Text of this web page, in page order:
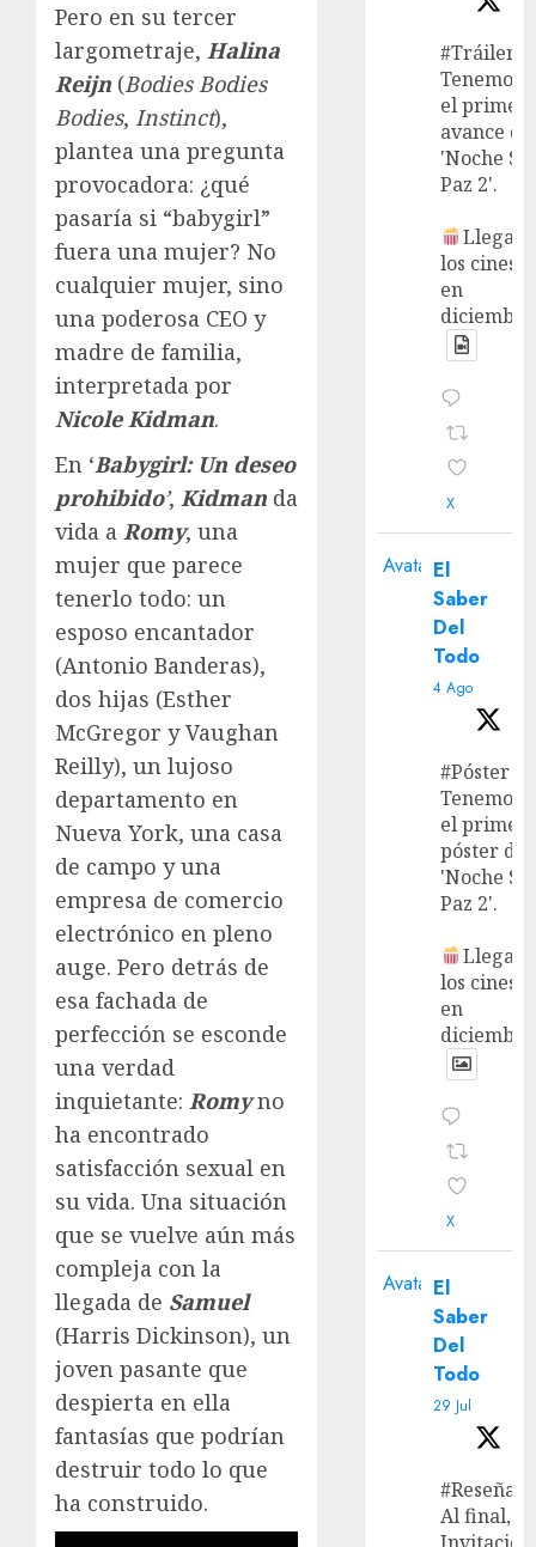
Pero en su tercer
largometraje, Halina
Reijn (Bodies Bodies
Bodies, Instinct),
plantea una pregunta
provocadora: ¿qué
pasaría si “babygirl”
fuera una mujer? No
cualquier mujer, sino
una poderosa CEO y
madre de familia,
interpretada por
Nicole Kidman.
En ‘Babygirl: Un deseo
prohibido’, Kidman da
vida a Romy, una
mujer que parece
tenerlo todo: un
esposo encantador
(Antonio Banderas),
dos hijas (Esther
McGregor y Vaughan
Reilly), un lujoso
departamento en
Nueva York, una casa
de campo y una
empresa de comercio
electrónico en pleno
auge. Pero detrás de
esa fachada de
perfección se esconde
una verdad
inquietante: Romyno
ha encontrado
satisfacción sexual en
su vida. Una situación
que se vuelve aún más
compleja con la
llegada de Samuel
(Harris Dickinson), un
joven pasante que
despierta en ella
fantasías que podrían
destruir todo lo que
ha construido.
#Tráiler
Tenemos
el primer
avance de
'Noche
Paz 2'.
Llega a
los cines
en
X
Avatar El
Saber
Del
Todo
4 Ago
#Póster
Tenemos
el primer
póster de
'Noche
Paz 2'.
Llega a
los cines
en
X
Avatar El
Saber
Del
Todo
29 Jul
#Reseña
Al final,